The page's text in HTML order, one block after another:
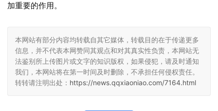
加重要的作用。
本网站有部分内容均转载自其它媒体，转载目的在于传递更多
信息，并不代表本网赞同其观点和对其真实性负责，本网站无
法鉴别所上传图片或文字的知识版权，如果侵犯，请及时通知
我们，本网站将在第一时间及时删除，不承担任何侵权责任。
转转请注明出处： https://news.qqxiaoniao.com/7164.html